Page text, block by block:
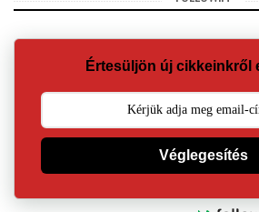
Értesüljön új cikkeinkről
Véglegesítés